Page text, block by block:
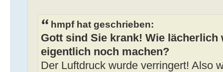
hmpf hat geschrieben:
Gott sind Sie krank! Wie lächerlich
eigentlich noch machen?
Der Luftdruck wurde verringert! Also